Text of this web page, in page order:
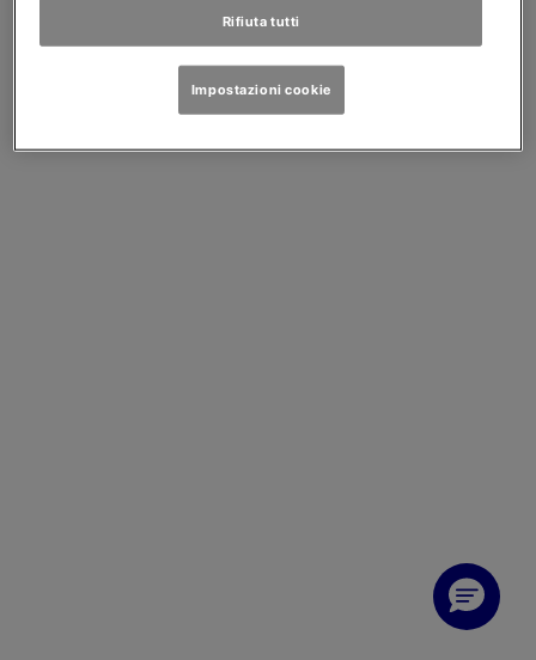
Rifiuta tutti
Impostazioni cookie